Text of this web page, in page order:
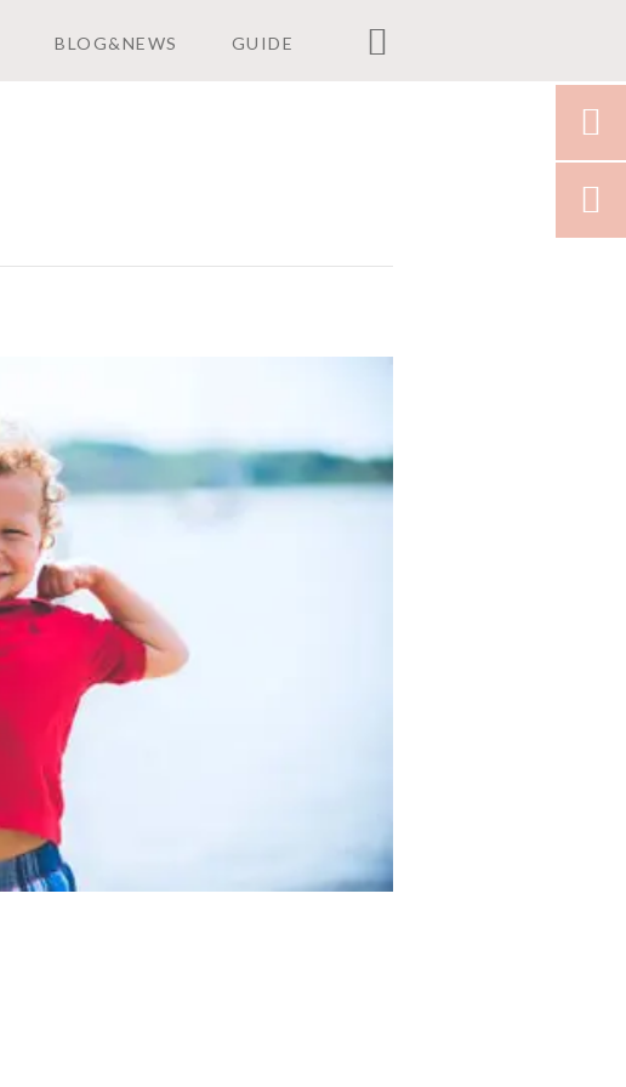
BLOG&NEWS GUIDE 

